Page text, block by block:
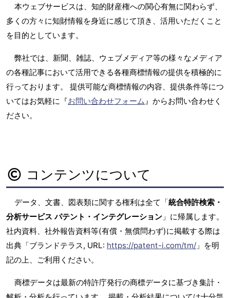
本ウェブサービスは、知的財産権への関心有無に関わらず、
多くの方々に知財情報を身近に感じて頂き、活用いただくこと
を目的としています。
弊社では、新聞、雑誌、ウェブメディア等の様々なメディア
の各種記事において活用できる各種商標情報の提供を積極的に
行っております。 提供可能な商標情報の内容、提供条件等につ
いてはお気軽に『お問い合わせフォーム 』からお問い合わせく
ださい。
コンテンツについて
データ、文書、図表類に関する権利は全て「統合特許検索・
分析サービス パテント・インテグレーション 」に帰属します。
社内資料、社外報告資料等(有償・無償問わず)に掲載する際は
出典「ブランドテラス, URL: https://patent-i.com/tm/ 」を明
記の上、ご利用ください。
商標データは最新の特許庁発行の商標データに基づき集計・